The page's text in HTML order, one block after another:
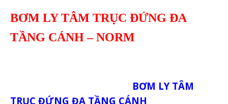
BƠM LY TÂM TRỤC ĐỨNG ĐA
TẦNG CÁNH – NORM
BƠM LY TÂM
TRỤC ĐỨNG ĐA TẦNG CÁNH